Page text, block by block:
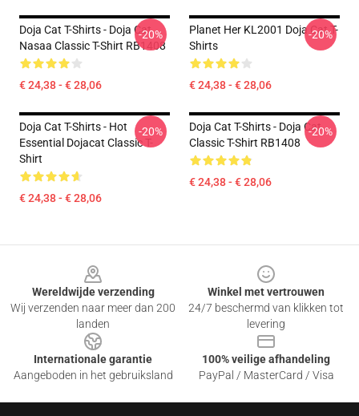
Doja Cat T-Shirts - Doja Cat
Nasaa Classic T-Shirt RB1408
€ 24,38 - € 28,06
-20%
Planet Her KL2001 Doja Cat T-
Shirts
€ 24,38 - € 28,06
-20%
Doja Cat T-Shirts - Hot
Essential Dojacat Classic T-
Shirt
€ 24,38 - € 28,06
-20%
Doja Cat T-Shirts - Doja Cat
Classic T-Shirt RB1408
€ 24,38 - € 28,06
-20%
Wereldwijde verzending
Wij verzenden naar meer dan 200
landen
Winkel met vertrouwen
24/7 beschermd van klikken tot
levering
Internationale garantie
Aangeboden in het gebruiksland
100% veilige afhandeling
PayPal / MasterCard / Visa